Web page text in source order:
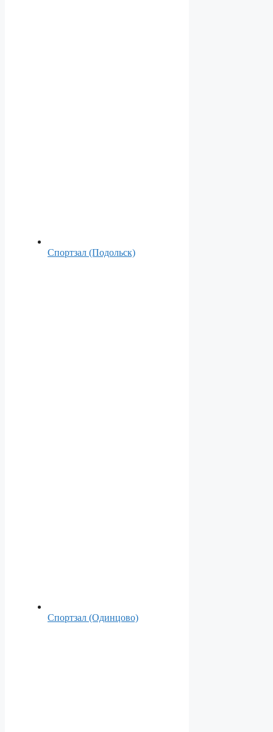
Спортзал (Подольск)
Спортзал (Одинцово)